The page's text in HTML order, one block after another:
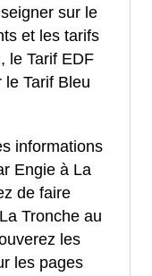
sur le
et les tarifs
le Tarif EDF
le Tarif Bleu
informations
Engie à La
de faire
Tronche au
les
les pages